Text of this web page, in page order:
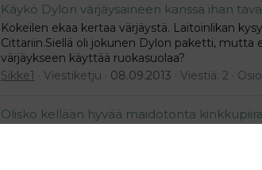
Käykö Dylon värjäysaineen kanssa ihan
Kokeilen ekaa kertaa värjäystä. Laitoinlikan
Cittariin.Siellä oli jokunen Dylon paketti, mutta
värjäykseen käyttää ruokasuolaa?
Sikke1
Viestiketju 08.09.2013 Viestiä: 2
Olisko kellään hyvää maidotonta